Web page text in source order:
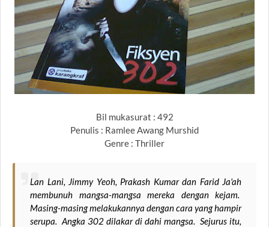
Bil mukasurat : 492
Penulis : Ramlee Awang Murshid
Genre : Thriller
Lan Lani, Jimmy Yeoh, Prakash Kumar dan Farid Ja'ah
membunuh mangsa-mangsa mereka dengan kejam.
Masing-masing melakukannya dengan cara yang hampir
serupa. Angka 302 dilakar di dahi mangsa. Sejurus itu,